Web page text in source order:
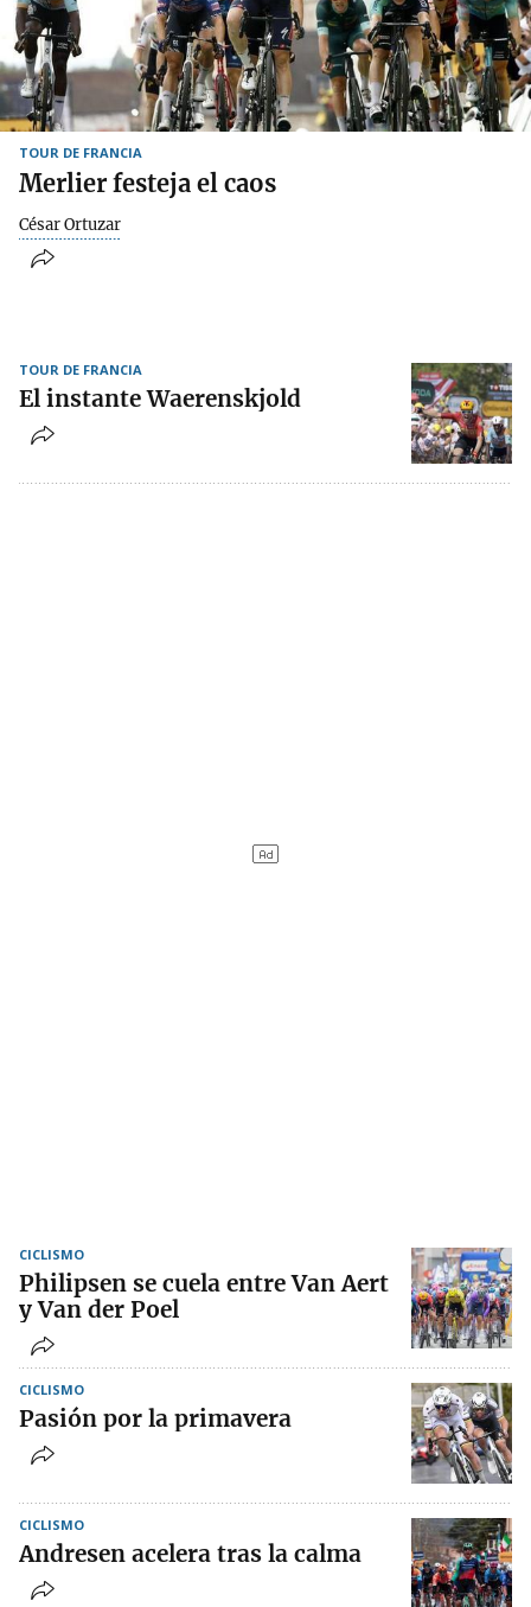
TOUR DE FRANCIA
Merlier festeja el caos
César Ortuzar
TOUR DE FRANCIA
El instante Waerenskjold
CICLISMO
Philipsen se cuela entre Van Aert
y Van der Poel
CICLISMO
Pasión por la primavera
CICLISMO
Andresen acelera tras la calma